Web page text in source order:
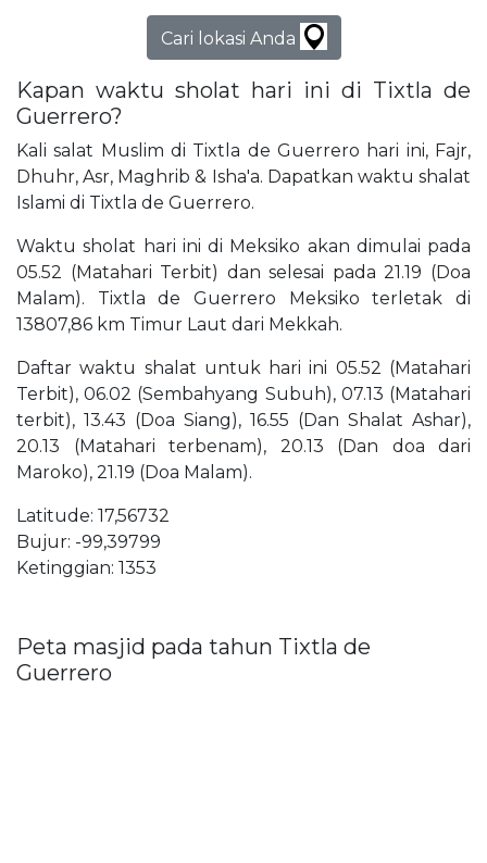
Cari lokasi Anda
Kapan waktu sholat hari ini di Tixtla de
Guerrero?
Kali salat Muslim di Tixtla de Guerrero hari ini, Fajr,
Dhuhr, Asr, Maghrib & Isha'a. Dapatkan waktu shalat
Islami di Tixtla de Guerrero.
Waktu sholat hari ini di Meksiko akan dimulai pada
05.52 (Matahari Terbit) dan selesai pada 21.19 (Doa
Malam). Tixtla de Guerrero Meksiko terletak di
13807,86 km Timur Laut dari Mekkah.
Daftar waktu shalat untuk hari ini 05.52 (Matahari
Terbit), 06.02 (Sembahyang Subuh), 07.13 (Matahari
terbit), 13.43 (Doa Siang), 16.55 (Dan Shalat Ashar),
20.13 (Matahari terbenam), 20.13 (Dan doa dari
Maroko), 21.19 (Doa Malam).
Latitude: 17,56732
Bujur: -99,39799
Ketinggian: 1353
Peta masjid pada tahun Tixtla de
Guerrero